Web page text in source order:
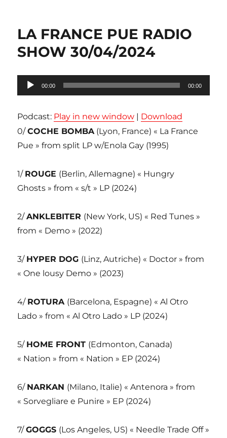
LA FRANCE PUE RADIO
SHOW 30/04/2024
Lecteur
audio
00:00 00:00
Podcast: Play in new window | Download
0/COCHE BOMBA (Lyon, France) « La France
Pue » from split LP w/Enola Gay (1995)
1/ ROUGE (Berlin, Allemagne) « Hungry
Ghosts » from « s/t » LP (2024)
2/ANKLEBITER (New York, US) « Red Tunes »
from « Demo » (2022)
3/ HYPER DOG (Linz, Autriche) « Doctor » from
« One lousy Demo » (2023)
4/ ROTURA (Barcelona, Espagne) « Al Otro
Lado » from « Al Otro Lado » LP (2024)
5/ HOME FRONT (Edmonton, Canada)
« Nation » from « Nation » EP (2024)
6/ NARKAN (Milano, Italie) « Antenora » from
« Sorvegliare e Punire » EP (2024)
7/GOGGS (Los Angeles, US) « Needle Trade Off »